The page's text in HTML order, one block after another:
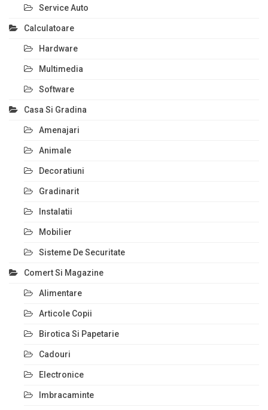
Service Auto
Calculatoare
Hardware
Multimedia
Software
Casa Si Gradina
Amenajari
Animale
Decoratiuni
Gradinarit
Instalatii
Mobilier
Sisteme De Securitate
Comert Si Magazine
Alimentare
Articole Copii
Birotica Si Papetarie
Cadouri
Electronice
Imbracaminte